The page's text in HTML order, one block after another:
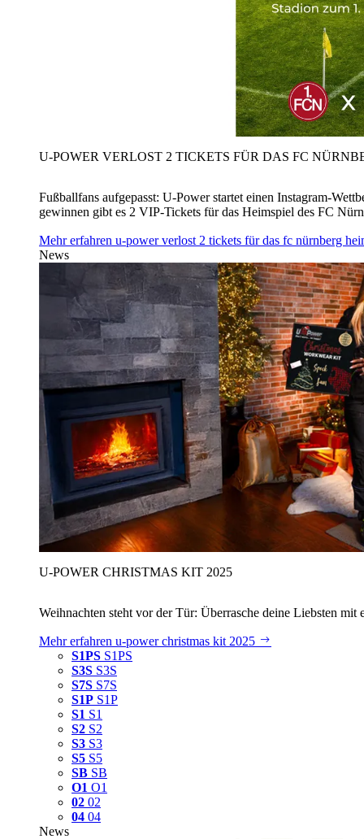
U‑POWER VERLOST 2 TICKETS FÜR DAS FC
Fußballfans aufgepasst: U‑Power startet einen Instagram-
gewinnen gibt es 2 VIP-Tickets für das Heimspiel des FC
Mehr erfahren u‑power verlost 2 tickets für das fc nürnberg
News
U‑POWER CHRISTMAS KIT 2025
Weihnachten steht vor der Tür: Überrasche deine Liebsten
Mehr erfahren u‑power christmas kit 2025
S1PS S1PS
S3S S3S
S7S S7S
S1P S1P
S1 S1
S2 S2
S3 S3
S5 S5
SB SB
O1 O1
02 02
04 04
News